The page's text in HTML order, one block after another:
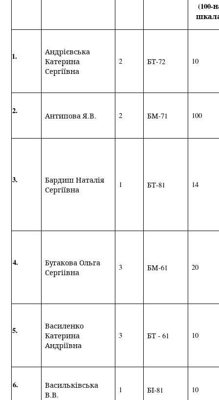
(100-
1.
Андрієвська
Катерина
Сергіївна
2 БТ-72 10
2.
Антипова Я.В. 2 БМ-71 100
3.
Бардиш Наталія
Сергіївна
1 БТ-81 14
4.
Бугакова Ольга
Сергіівна
3 БМ-61 20
5.
Василенко
Катерина
Андріївна
3 БТ - 61 10
6.
Васильківська
В.В.
1 БІ-81 10